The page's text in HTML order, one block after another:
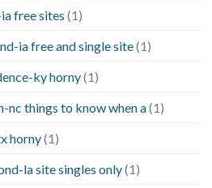
free sites (1)
ia free and single site(1)
ky horny(1)
nc things to know when a(1)
horny(1)
la site singles only(1)